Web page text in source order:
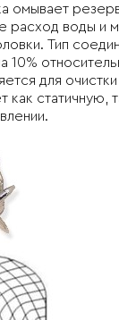
омывает
воды и
Тип
для
как